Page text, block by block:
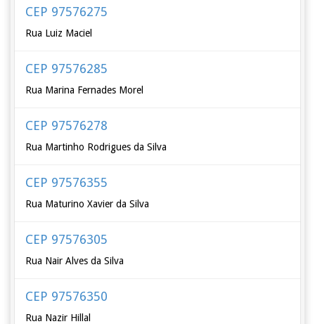
CEP 97576275
Rua Luiz Maciel
CEP 97576285
Rua Marina Fernades Morel
CEP 97576278
Rua Martinho Rodrigues da Silva
CEP 97576355
Rua Maturino Xavier da Silva
CEP 97576305
Rua Nair Alves da Silva
CEP 97576350
Rua Nazir Hillal